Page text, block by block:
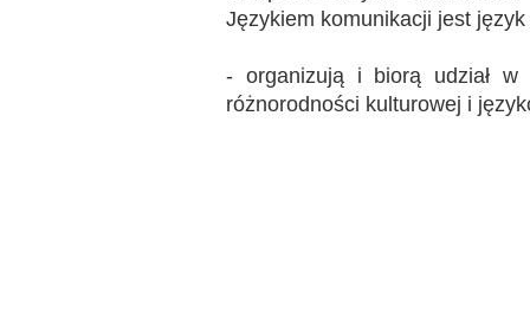
Językiem komunikacji jest
- organizują i biorą udział w
różnorodności kulturowej i